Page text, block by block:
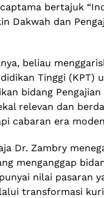
bertajuk
Dakwah dan
beliau
Tinggi (KPT)
bidang Pengajian
relevan dan
cabaran era
Dr. Zambry
menganggap
nilai pasaran
transformasi